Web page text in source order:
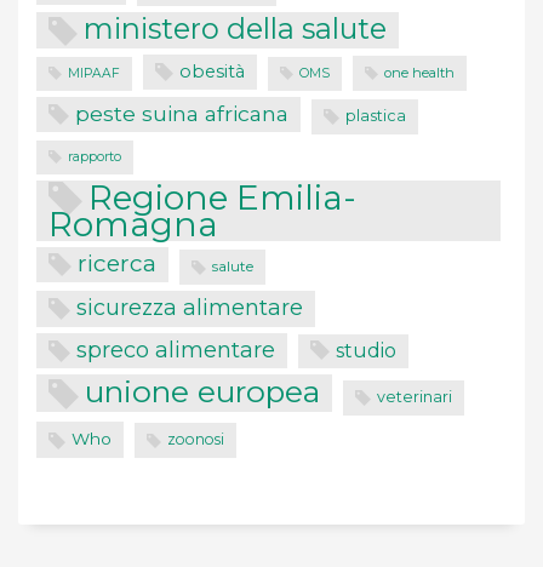
ministero della salute
MIPAAF obesità OMS one health
peste suina africana plastica
rapporto
Regione Emilia-
Romagna
ricerca salute
sicurezza alimentare
spreco alimentare studio
unione europea veterinari
Who zoonosi